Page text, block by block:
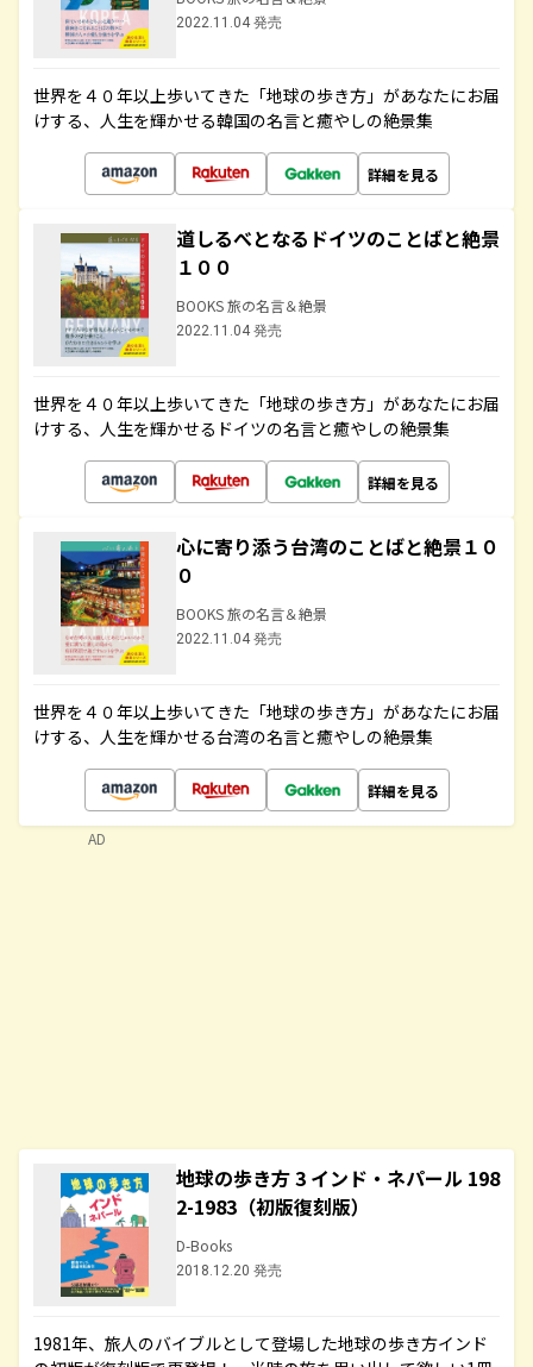
2022.11.04 発売
世界を４０年以上歩いてきた「地球の歩き方」があなたにお届
けする、人生を輝かせる韓国の名言と癒やしの絶景集
詳細を見る
道しるべとなるドイツのことばと絶景
１００
BOOKS 旅の名言＆絶景
2022.11.04 発売
世界を４０年以上歩いてきた「地球の歩き方」があなたにお届
けする、人生を輝かせるドイツの名言と癒やしの絶景集
詳細を見る
心に寄り添う台湾のことばと絶景１０
０
BOOKS 旅の名言＆絶景
2022.11.04 発売
世界を４０年以上歩いてきた「地球の歩き方」があなたにお届
けする、人生を輝かせる台湾の名言と癒やしの絶景集
詳細を見る
地球の歩き方 3 インド・ネパール 198
2-1983（初版復刻版）
D-Books
2018.12.20 発売
1981年、旅人のバイブルとして登場した地球の歩き方インド
AD